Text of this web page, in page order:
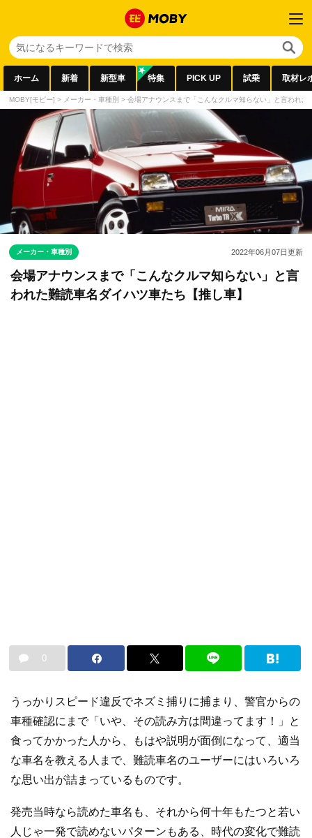
ホーム 新着 新型車 特集 PICK UP 試乗 取材レ
MOBY[モビー] > メーカー・車種別 > 会場アナウンスまで「こんなクルマ知らない」と言われ
メーカー・車種別 2022年06月07日更新
会場アナウンスまで「こんなクルマ知らない」と言
われた難読車名ダイハツ車たち【推し車】
0
うっかりスピード違反でネズミ捕りに捕まり、警官からの
車種確認にまで「いや、その読み方は間違ってます！」と
食ってかかった人から、もはや説明が面倒になって、適当
な車名を教える人まで、難読車名のユーザーにはいろいろ
な思い出が詰まっているものです。
発売当時なら読めた車名も、それから何十年もたつと若い
人じゃ一発で読めないパターンもある、時代の変化で難読